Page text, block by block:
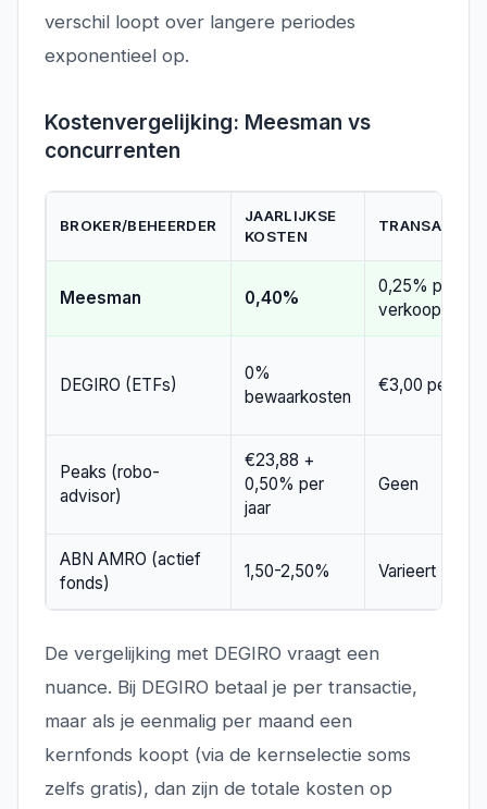
verschil loopt over langere periodes
exponentieel op.
Kostenvergelijking: Meesman vs
concurrenten
BROKER/BEHEERDER
JAARLIJKSE
KOSTEN
Meesman 0,40%
0,25% per
verkoop
DEGIRO (ETFs)
0%
bewaarkosten
€3,00 per
Peaks (robo-
advisor)
€23,88 +
0,50% per
jaar
Geen
ABN AMRO (actief
fonds)
1,50-2,50% Varieert
De vergelijking met DEGIRO vraagt een
nuance. Bij DEGIRO betaal je per transactie,
maar als je eenmalig per maand een
kernfonds koopt (via de kernselectie soms
zelfs gratis), dan zijn de totale kosten op